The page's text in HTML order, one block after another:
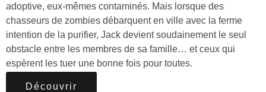
adoptive, eux-mêmes contaminés. Mais lorsque des
chasseurs de zombies débarquent en ville avec la ferme
intention de la purifier, Jack devient soudainement le seul
obstacle entre les membres de sa famille… et ceux qui
espèrent les tuer une bonne fois pour toutes.
Découvrir